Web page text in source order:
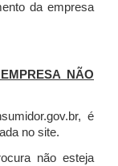
da empresa
NÃO
é
no site.
não esteja